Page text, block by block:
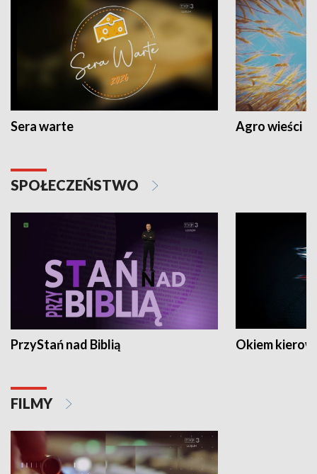
Sera warte Agro wieści
SPOŁECZEŃSTWO
PrzyStań nad Biblią Okiem
FILMY